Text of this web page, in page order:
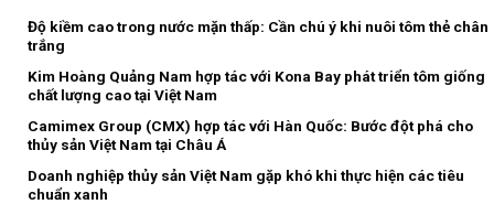
Độ kiềm cao trong nước mặn thấp: Cần chú ý khi nuôi tôm thẻ chân
trắng
Kim Hoàng Quảng Nam hợp tác với Kona Bay phát triển tôm giống
chất lượng cao tại Việt Nam
Camimex Group (CMX) hợp tác với Hàn Quốc: Bước đột phá cho
thủy sản Việt Nam tại Châu Á
Doanh nghiệp thủy sản Việt Nam gặp khó khi thực hiện các tiêu
chuẩn xanh